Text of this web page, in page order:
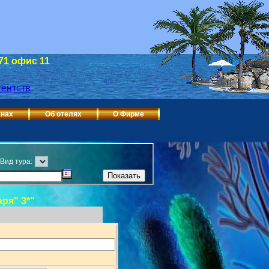
офис 11
Об отелях О Фирме
Вид тура:
3*"